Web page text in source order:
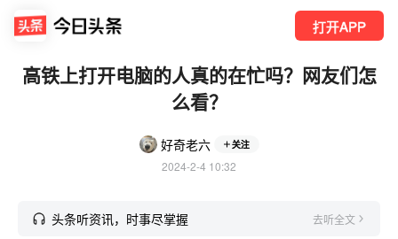
打开APP
高铁上打开电脑的人真的在忙吗？网友们怎
么看？
好奇老六 关注
2024-2-4 10:32
头条听资讯，时事尽掌握 去听全文